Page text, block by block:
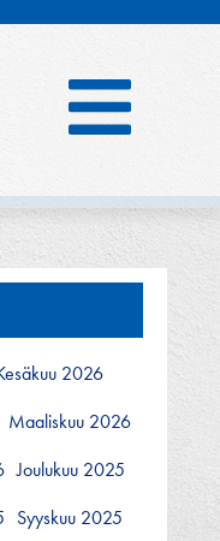
2026
Maaliskuu 2026
Joulukuu 2025
Syyskuu 2025